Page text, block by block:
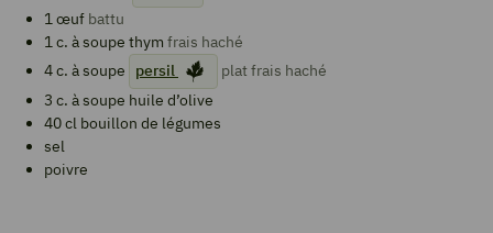
1œuf battu
1c. à soupe thym frais haché
4c. à soupe persil
plat frais haché
3 c. à soupe huile d’olive
40cl bouillon de légumes
sel
poivre